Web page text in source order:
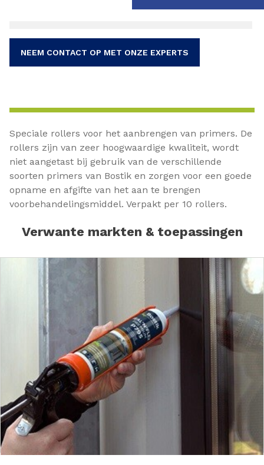
NEEM CONTACT OP MET ONZE EXPERTS
Speciale rollers voor het aanbrengen van primers. De
rollers zijn van zeer hoogwaardige kwaliteit, wordt
niet aangetast bij gebruik van de verschillende
soorten primers van Bostik en zorgen voor een goede
opname en afgifte van het aan te brengen
voorbehandelingsmiddel. Verpakt per 10 rollers.
Verwante markten & toepassingen